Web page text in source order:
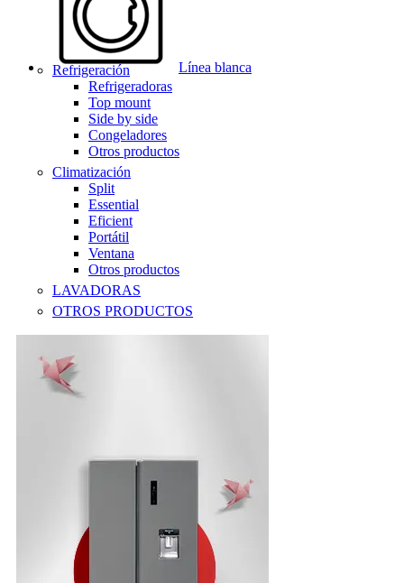
Línea blanca
Refrigeración
Refrigeradoras
Top mount
Side by side
Congeladores
Otros productos
Climatización
Split
Essential
Eficient
Portátil
Ventana
Otros productos
LAVADORAS
OTROS PRODUCTOS